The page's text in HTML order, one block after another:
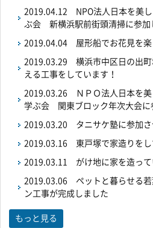
2019.04.12
NPO法人日本を美
ぶ会 新横浜駅前街頭清掃に参加
2019.04.04 屋形船でお花見を楽
2019.03.29 横浜市中区日の出
える工事をしています！
2019.03.26
ＮＰＯ法人日本を
学ぶ会 関東ブロック年次大会に
2019.03.20 タニサケ塾に参加
2019.03.16 東戸塚で家造りを
2019.03.11 がけ地に家を造っ
2019.03.06 ペットと暮らせる
ン工事が完成しました
もっと見る